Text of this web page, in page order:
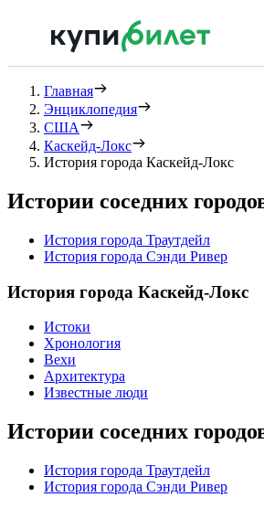
Главная
Энциклопедия
США
Каскейд-Локс
История города Каскейд-Локс
Истории соседних
История города Траутдейл
История города Сэнди Ривер
История города Каскейд-Локс
Истоки
Хронология
Вехи
Архитектура
Известные люди
Истории соседних
История города Траутдейл
История города Сэнди Ривер